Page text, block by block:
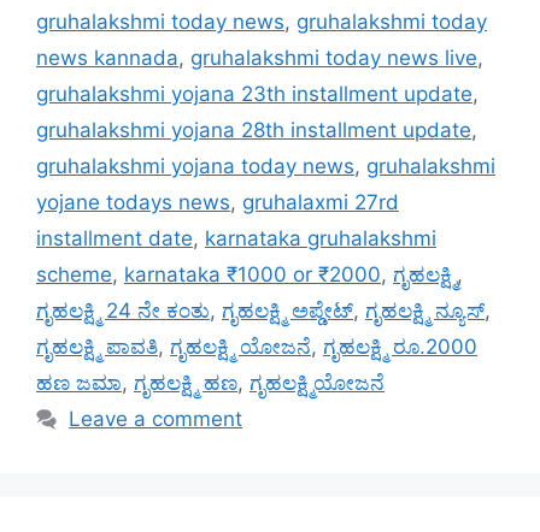
gruhalakshmi today news, gruhalakshmi today
news kannada, gruhalakshmi today news live,
gruhalakshmi yojana 23th installment update,
gruhalakshmi yojana 28th installment update,
gruhalakshmi yojana today news, gruhalakshmi
yojane todays news, gruhalaxmi 27rd
installment date, karnataka gruhalakshmi
scheme, karnataka ₹1000 or ₹2000, ಗೃಹಲಕ್ಷ್ಮಿ,
ಗೃಹಲಕ್ಷ್ಮಿ 24 ನೇ ಕಂತು, ಗೃಹಲಕ್ಷ್ಮಿ ಅಪ್ಡೇಟ್, ಗೃಹಲಕ್ಷ್ಮಿ ನ್ಯೂಸ್,
ಗೃಹಲಕ್ಷ್ಮಿ ಪಾವತಿ, ಗೃಹಲಕ್ಷ್ಮಿ ಯೋಜನೆ, ಗೃಹಲಕ್ಷ್ಮಿ ರೂ.2000
ಹಣ ಜಮಾ, ಗೃಹಲಕ್ಷ್ಮಿ ಹಣ, ಗೃಹಲಕ್ಷ್ಮಿಯೋಜನೆ
Leave a comment